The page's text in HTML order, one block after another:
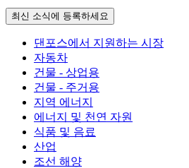
최신 소식에 등록하세요
댄포스에서 지원하는 시장
자동차
건물 - 상업용
건물 - 주거용
지역 에너지
에너지 및 천연 자원
식품 및 음료
산업
조선 해양